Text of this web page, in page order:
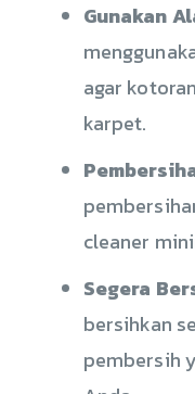
Gunakan
agar
karpet.
cleaner
Segera
bersihkan
pembersih